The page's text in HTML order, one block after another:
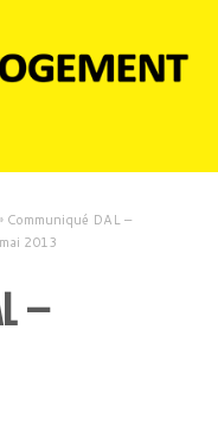
Communiqué DAL –
2013
–